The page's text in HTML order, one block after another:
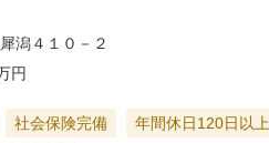
潟４１０－２
円
社会保険完備 年間休日120日以上